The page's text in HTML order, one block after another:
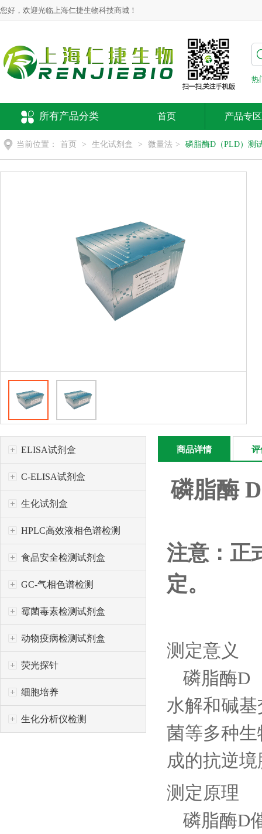
您好，欢迎光临上海仁捷生物科技商城！
热
所有产品分类 首页 产品专区
当前位置： 首页 > 生化试剂盒 > 微量法 > 磷脂酶D（PLD）测
ELISA试剂盒
C-ELISA试剂盒
生化试剂盒
HPLC高效液相色谱检测
食品安全检测试剂盒
GC-气相色谱检测
霉菌毒素检测试剂盒
动物疫病检测试剂盒
荧光探针
细胞培养
生化分析仪检测
商品详情 评
磷脂酶
注意：正
定。
测定意义
磷脂酶D
水解和碱
菌等多种
成的抗逆
测定原理
磷脂酶D